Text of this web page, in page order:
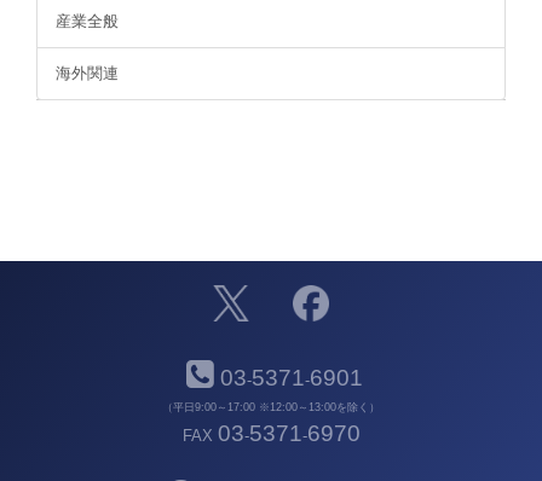
産業全般
海外関連
03-5371-6901
（平日9:00～17:00 ※12:00～13:00を除く）
FAX 03-5371-6970